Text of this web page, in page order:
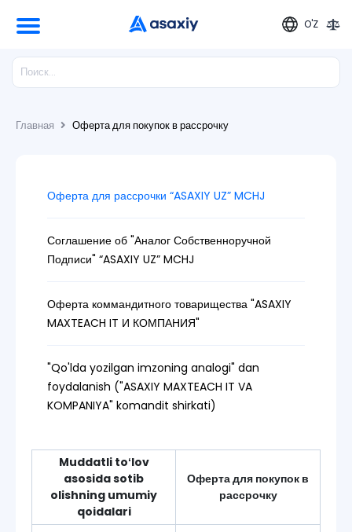
O'Z
Главная Оферта для покупок в рассрочку
Оферта для рассрочки “ASAXIY UZ” MCHJ
Соглашение об "Аналог Собственноручной
Подписи" “ASAXIY UZ” MCHJ
Оферта коммандитного товарищества "ASAXIY
MAXTEACH IT И КОМПАНИЯ"
"Qo'lda yozilgan imzoning analogi" dan
foydalanish ("ASAXIY MAXTEACH IT VA
KOMPANIYA" komandit shirkati)
Muddatli toʻlov
asosida sotib
olishning umumiy
qoidalari
Оферта для покупок в
рассрочку